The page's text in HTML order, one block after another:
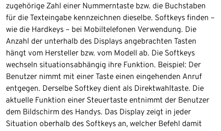
zugehörige Zahl einer Nummerntaste bzw. die Buchstaben
für die Texteingabe kennzeichnen dieselbe. Softkeys finden –
wie die Hardkeys – bei Mobiltelefonen Verwendung. Die
Anzahl der unterhalb des Displays angebrachten Tasten
hängt vom Hersteller bzw. vom Modell ab. Die Softkeys
wechseln situationsabhängig ihre Funktion. Beispiel: Der
Benutzer nimmt mit einer Taste einen eingehenden Anruf
entgegen. Derselbe Softkey dient als Direktwahltaste. Die
aktuelle Funktion einer Steuertaste entnimmt der Benutzer
dem Bildschirm des Handys. Das Display zeigt in jeder
Situation oberhalb des Softkeys an, welcher Befehl damit